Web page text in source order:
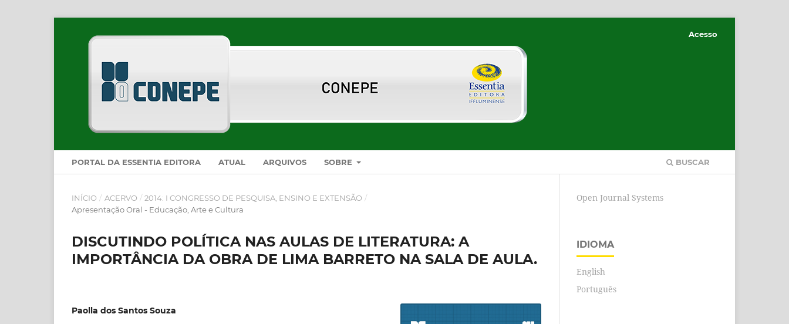
PORTAL DA ESSENTIA EDITORA ATUAL ARQUIVOS SOBRE BUSCAR
Acesso
INÍCIO / ACERVO / 2014: I CONGRESSO DE PESQUISA, ENSINO E EXTENSÃO /
Apresentação Oral - Educação, Arte e Cultura
DISCUTINDO POLÍTICA NAS AULAS DE LITERATURA: A
IMPORTÂNCIA DA OBRA DE LIMA BARRETO NA SALA DE AULA.
Paolla dos Santos Souza
Open Journal Systems
IDIOMA
English
Português